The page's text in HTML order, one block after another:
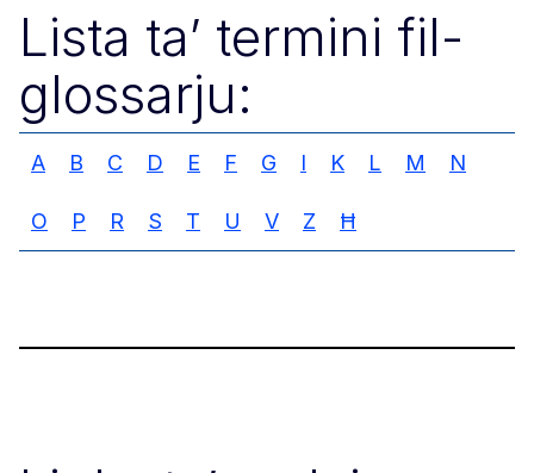
Lista ta’ termini fil-
glossarju:
A B C D E F G I K L M N
O P R S T U V Z Ħ